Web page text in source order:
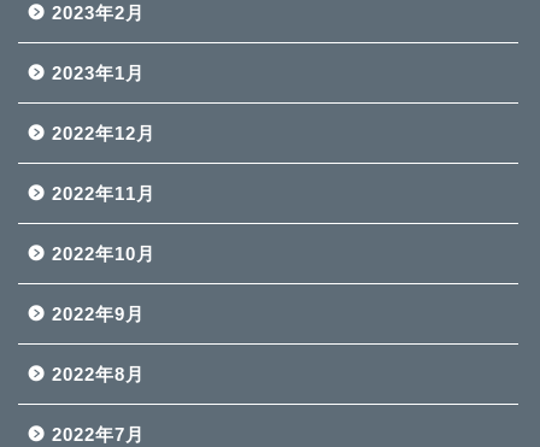
2023年2月
2023年1月
2022年12月
2022年11月
2022年10月
2022年9月
2022年8月
2022年7月